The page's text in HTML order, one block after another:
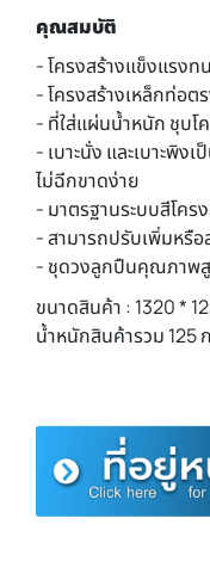
คุณสมบัติ
- โครงสร้างแข็งแรง
- โครงสร้างเหล็กท่อต
- ที่ใส่แผ่นน้ำหนัก ชุบโ
- เบาะนั่ง และเบาะพิ
ไม่ฉีกขาดง่าย
- มาตรฐานระบบสีโค
- สามารถปรับเพิ่มหรื
- ชุดวงลูกปืนคุณภาพสู
ขนาดสินค้า : 1320 *
น้ำหนักสินค้ารวม 125